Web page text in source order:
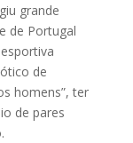
grande
de Portugal
de
homens”, ter
de pares